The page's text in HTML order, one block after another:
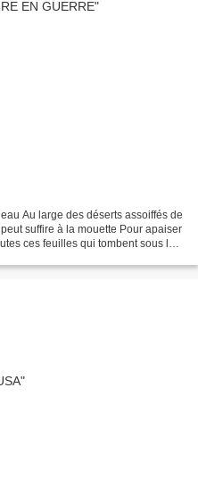
Au large des déserts assoiffés de
suffire à la mouette Pour apaiser
ces feuilles qui tombent sous la